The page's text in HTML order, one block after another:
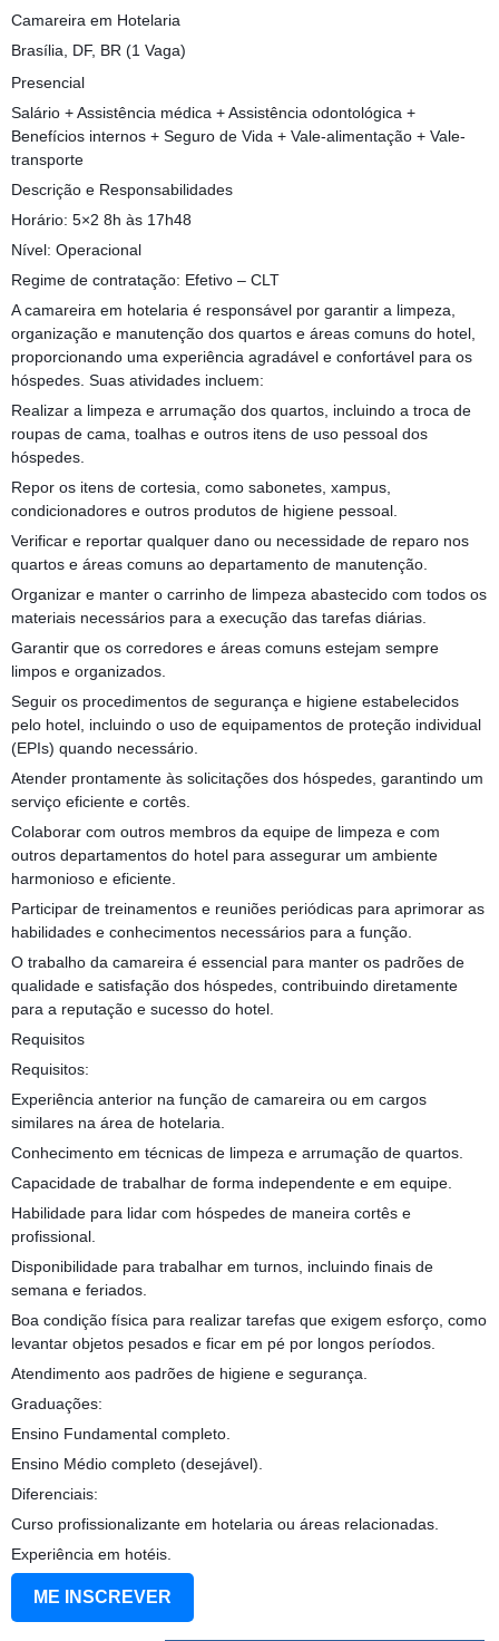
Camareira em Hotelaria
Brasília, DF, BR (1 Vaga)
Presencial
Salário + Assistência médica + Assistência odontológica +
Benefícios internos + Seguro de Vida + Vale-alimentação + Vale-
transporte
Descrição e Responsabilidades
Horário: 5×2 8h às 17h48
Nível: Operacional
Regime de contratação: Efetivo – CLT
A camareira em hotelaria é responsável por garantir a limpeza,
organização e manutenção dos quartos e áreas comuns do hotel,
proporcionando uma experiência agradável e confortável para os
hóspedes. Suas atividades incluem:
Realizar a limpeza e arrumação dos quartos, incluindo a troca de
roupas de cama, toalhas e outros itens de uso pessoal dos
hóspedes.
Repor os itens de cortesia, como sabonetes, xampus,
condicionadores e outros produtos de higiene pessoal.
Verificar e reportar qualquer dano ou necessidade de reparo nos
quartos e áreas comuns ao departamento de manutenção.
Organizar e manter o carrinho de limpeza abastecido com todos os
materiais necessários para a execução das tarefas diárias.
Garantir que os corredores e áreas comuns estejam sempre
limpos e organizados.
Seguir os procedimentos de segurança e higiene estabelecidos
pelo hotel, incluindo o uso de equipamentos de proteção individual
(EPIs) quando necessário.
Atender prontamente às solicitações dos hóspedes, garantindo um
serviço eficiente e cortês.
Colaborar com outros membros da equipe de limpeza e com
outros departamentos do hotel para assegurar um ambiente
harmonioso e eficiente.
Participar de treinamentos e reuniões periódicas para aprimorar as
habilidades e conhecimentos necessários para a função.
O trabalho da camareira é essencial para manter os padrões de
qualidade e satisfação dos hóspedes, contribuindo diretamente
para a reputação e sucesso do hotel.
Requisitos
Requisitos:
Experiência anterior na função de camareira ou em cargos
similares na área de hotelaria.
Conhecimento em técnicas de limpeza e arrumação de quartos.
Capacidade de trabalhar de forma independente e em equipe.
Habilidade para lidar com hóspedes de maneira cortês e
profissional.
Disponibilidade para trabalhar em turnos, incluindo finais de
semana e feriados.
Boa condição física para realizar tarefas que exigem esforço, como
levantar objetos pesados e ficar em pé por longos períodos.
Atendimento aos padrões de higiene e segurança.
Graduações:
Ensino Fundamental completo.
Ensino Médio completo (desejável).
Diferenciais:
Curso profissionalizante em hotelaria ou áreas relacionadas.
Experiência em hotéis.
ME INSCREVER